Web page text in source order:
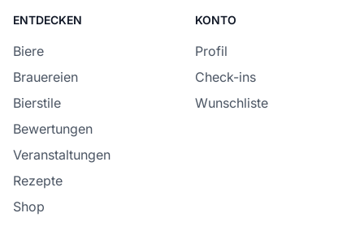
ENTDECKEN
Biere
Brauereien
Bierstile
Bewertungen
Veranstaltungen
Rezepte
Shop
KONTO
Profil
Check-ins
Wunschliste